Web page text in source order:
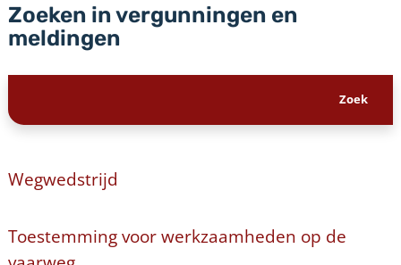
Zoeken in vergunningen en
meldingen
Wegwedstrijd
Toestemming voor werkzaamheden op de